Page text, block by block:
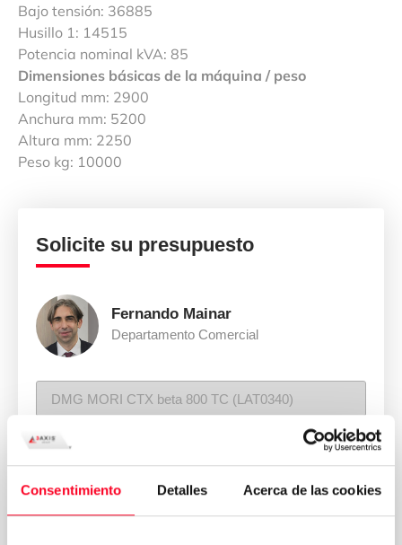
Consentimiento Detalles Acerca de las cookies
Bajo tensión: 36885
Husillo 1: 14515
Potencia nominal kVA: 85
Dimensiones básicas de la máquina / peso
Longitud mm: 2900
Anchura mm: 5200
Altura mm: 2250
Peso kg: 10000
Solicite su presupuesto
Fernando Mainar
Departamento Comercial